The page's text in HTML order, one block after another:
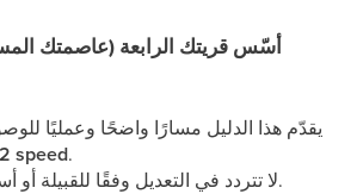
أسّس قريتك الرابعة (عاصمتك
يقدّم هذا الدليل مسارًا واضحًا وعمليًا
speed.
لا تتردد في التعديل وفقًا للقبيلة أو أسلوب اللعب أو الخبرة.